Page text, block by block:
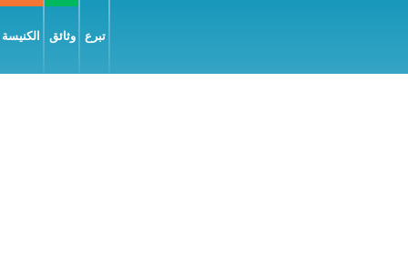
وثائق تبرع